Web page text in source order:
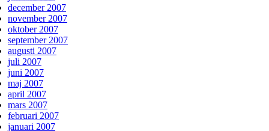
december 2007
november 2007
oktober 2007
september 2007
augusti 2007
juli 2007
juni 2007
maj 2007
april 2007
mars 2007
februari 2007
januari 2007